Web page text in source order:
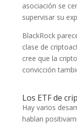
asociación se
supervisar su
BlackRock
clase de
cree que la
convicción
Los ETF de
Hay varios
hablan